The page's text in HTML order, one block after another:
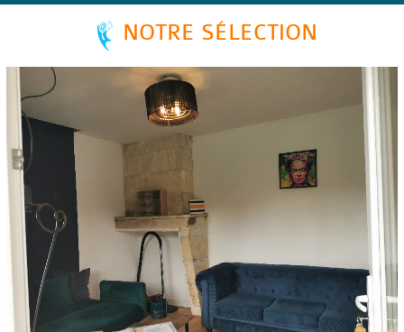
NOTRE SÉLECTION